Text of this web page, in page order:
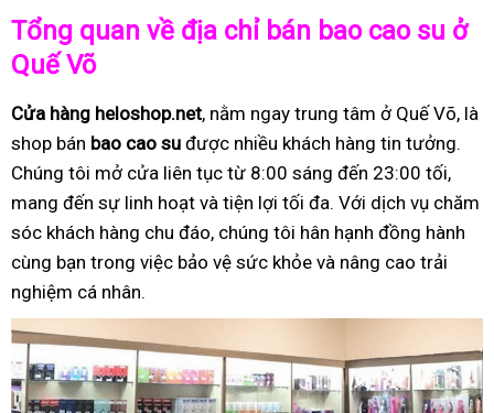
Tổng quan về địa chỉ bán bao cao su ở
Quế Võ
Cửa hàng heloshop.net, nằm ngay trung tâm ở Quế Võ, là
shop bán bao cao su được nhiều khách hàng tin tưởng.
Chúng tôi mở cửa liên tục từ 8:00 sáng đến 23:00 tối,
mang đến sự linh hoạt và tiện lợi tối đa. Với dịch vụ chăm
sóc khách hàng chu đáo, chúng tôi hân hạnh đồng hành
cùng bạn trong việc bảo vệ sức khỏe và nâng cao trải
nghiệm cá nhân.